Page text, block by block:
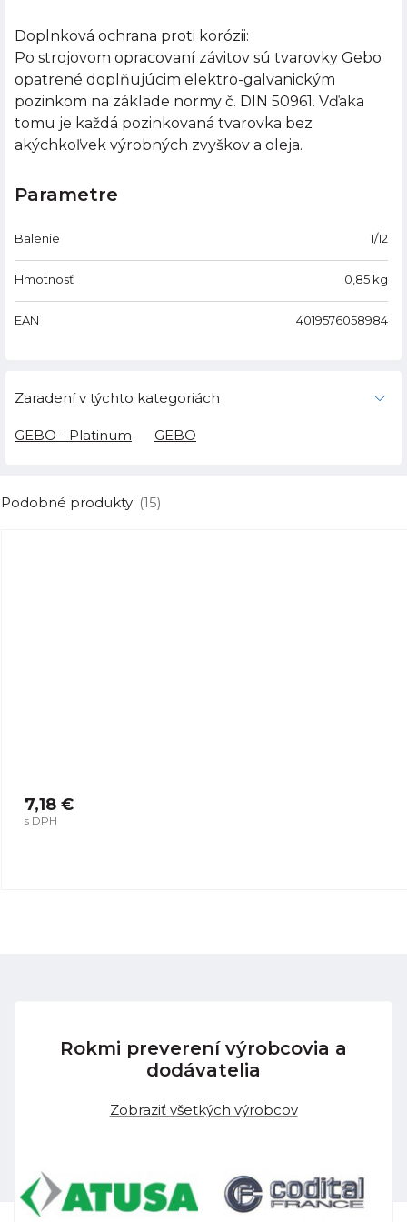
Doplnková ochrana proti korózii:
Po strojovom opracovaní závitov sú tvarovky Gebo
opatrené doplňujúcim elektro-galvanickým
pozinkom na základe normy č. DIN 50961. Vďaka
tomu je každá pozinkovaná tvarovka bez
akýchkoľvek výrobných zvyškov a oleja.
Parametre
Balenie 1/12
Hmotnosť 0,85 kg
EAN 4019576058984
Zaradení v týchto kategoriách
GEBO - Platinum GEBO
Podobné produkty (15)
7,18 €
s DPH
Rokmi preverení výrobcovia a
dodávatelia
Zobraziť všetkých výrobcov